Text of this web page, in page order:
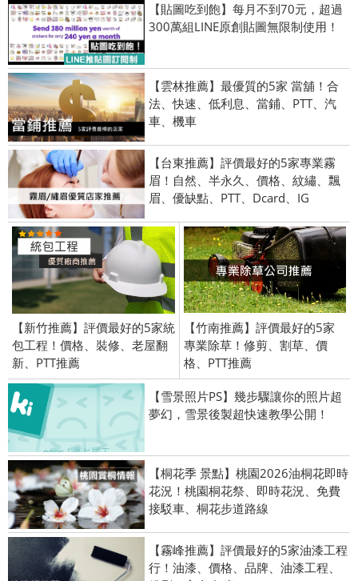
【貼圖吃到飽】每月不到70元，超過
300萬組LINE原創貼圖無限制使用！
【雲林推薦】最優質的5家 當舖！合
法、快速、低利息、當鋪、PTT、汽
車、機車
【台東推薦】評價最好的5家專業霧
眉！自然、半永久、價格、紋繡、飄
眉、優缺點、PTT、Dcard、IG
【新竹推薦】評價最好的5家統
包工程！價格、裝修、老屋翻
新、PTT推薦
【竹南推薦】評價最好的5家
專業除草！修剪、割草、價
格、PTT推薦
【雪景照片PS】幾步驟讓你的照片超
夢幻，雪景後製超快速教學公開！
【桐花季 景點】桃園2026油桐花即時
花況！桃園桐花祭、即時花況、免費
接駁車、桐花步道路線
【霧峰推薦】評價最好的5家油漆工程
行！油漆、價格、品牌、油漆工程、